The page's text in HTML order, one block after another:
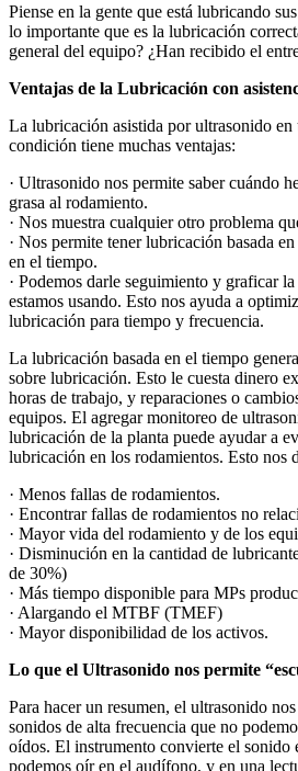
Piense en la gente que está lubricando
lo importante que es la lubricación
general del equipo? ¿Han recibido el
Ventajas de la Lubricación con
La lubricación asistida por ultrasonido en
condición tiene muchas ventajas:
· Ultrasonido nos permite saber cuándo
grasa al rodamiento.
· Nos muestra cualquier otro problema
· Nos permite tener lubricación basada
en el tiempo.
· Podemos darle seguimiento y graficar
estamos usando. Esto nos ayuda a
lubricación para tiempo y frecuencia.
La lubricación basada en el tiempo
sobre lubricación. Esto le cuesta dinero
horas de trabajo, y reparaciones o
equipos. El agregar monitoreo de
lubricación de la planta puede ayudar a
lubricación en los rodamientos. Esto nos
· Menos fallas de rodamientos.
· Encontrar fallas de rodamientos no
· Mayor vida del rodamiento y de los
· Disminución en la cantidad de
de 30%)
· Más tiempo disponible para MPs
· Alargando el MTBF (TMEF)
· Mayor disponibilidad de los activos.
Lo que el Ultrasonido nos permite
Para hacer un resumen, el ultrasonido
sonidos de alta frecuencia que no
oídos. El instrumento convierte el sonido
podemos oír en el audífono, y en una